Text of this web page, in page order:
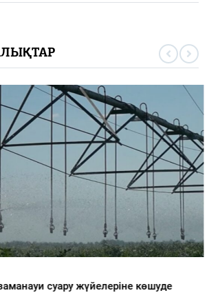
суару жүйелеріне көшуде